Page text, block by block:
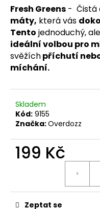
Fresh Greens - Čistá
máty, která vás
Tento jednoduchý,
ideální volbou pro
svěžíchpříchutí
míchání.
Skladem
Kód: 9155
Značka:Overdozz
199 Kč
Zeptat se
u
č
u
j
e
m
e